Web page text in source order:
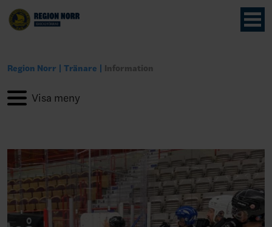
Region Norr Tränare Information